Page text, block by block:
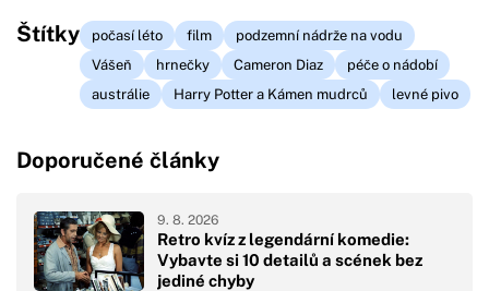
Štítky počasí léto film
podzemní nádrže na vodu
Vášeň
hrnečky Cameron Diaz
péče o nádobí
austrálie
Harry Potter a Kámen mudrců levné pivo
Doporučené články
Retro kvíz z legendární komedie:
Vybavte si 10 detailů a scének bez
jediné chyby
9. 8. 2026